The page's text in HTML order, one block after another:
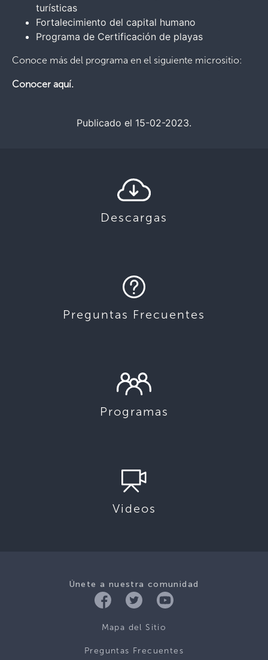
turísticas
Fortalecimiento del capital humano
Programa de Certificación de playas
Conoce más del programa en el siguiente micrositio:
Conocer aquí.
Publicado el 15-02-2023.
Descargas
Preguntas Frecuentes
Programas
Videos
Únete a nuestra comunidad
Mapa del Sitio
Preguntas Frecuentes